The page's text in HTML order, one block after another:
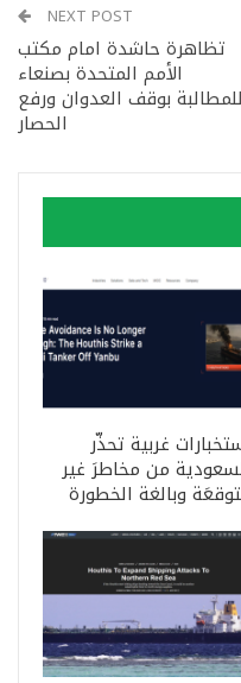
NEXT POST
تظاهرة حاشدة امام مكتب
الأمم المتحدة بصنعاء
للمطالبة بوقف العدوان ورفع
الحصار
غربية تحذّر
من مخاطرَ غير
وبالغة الخطورة